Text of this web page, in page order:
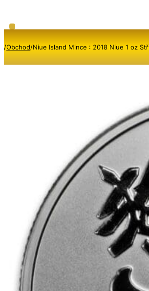
/Obchod/Niue Island Mince : 2018 Niue 1 oz